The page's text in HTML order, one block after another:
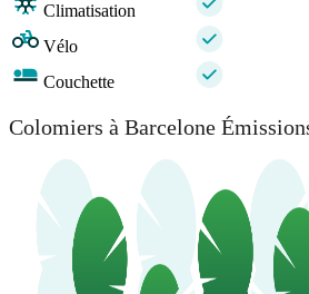
Climatisation
Vélo
Couchette
Colomiers à Barcelone